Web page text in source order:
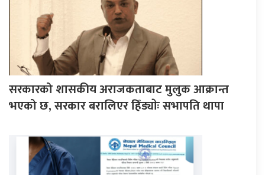
सरकारको शासकीय अराजकताबाट मुलुक आक्रान्त
भएको छ, सरकार बरालिएर हिँड्याेः सभापति थापा